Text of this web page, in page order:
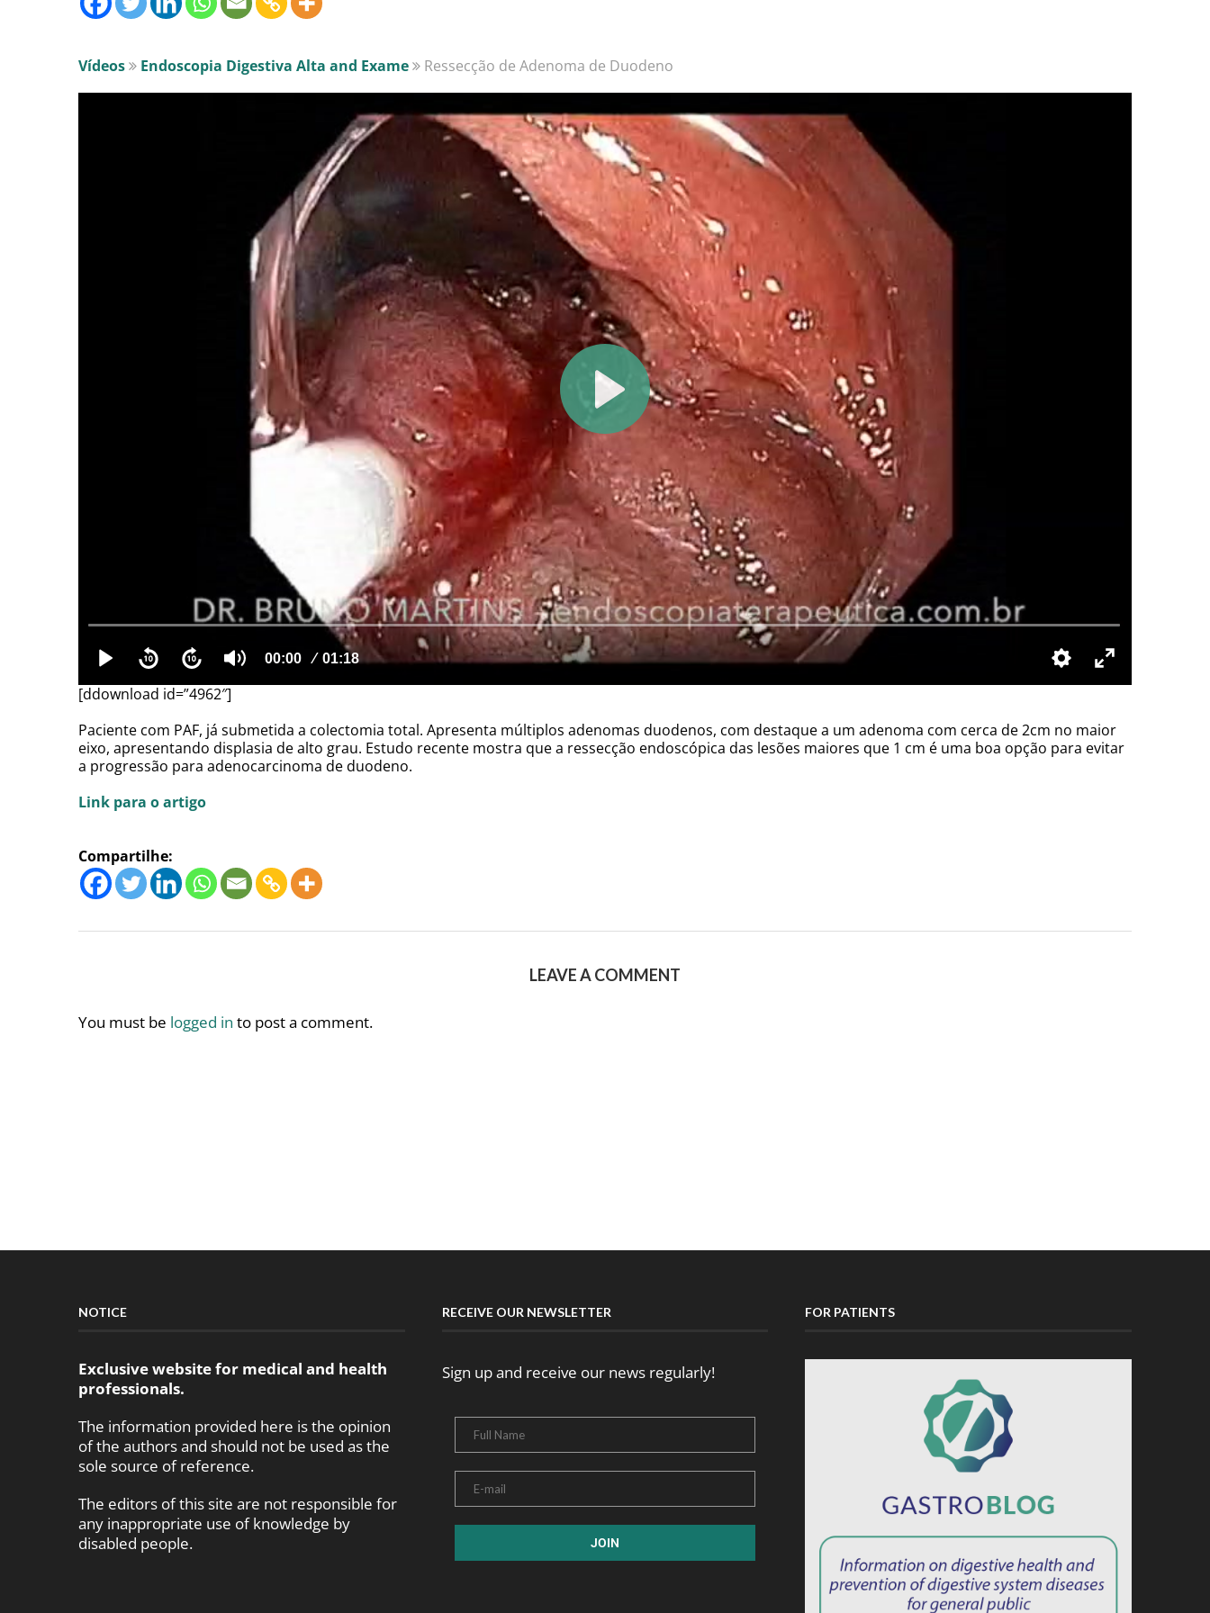
Vídeos Endoscopia Digestiva Alta and Exame Ressecção de Adenoma de Duodeno
[ddownload id=”4962″]
Paciente com PAF, já submetida a colectomia total. Apresenta múltiplos adenomas duodenos, com destaque a um adenoma com cerca de 2cm no maior
eixo, apresentando displasia de alto grau. Estudo recente mostra que a ressecção endoscópica das lesões maiores que 1 cm é uma boa opção para evitar
a progressão para adenocarcinoma de duodeno.
Link para o artigo
Compartilhe:
LEAVE A COMMENT
You must be logged in to post a comment.
NOTICE
Exclusive website for medical and health
professionals.
The information provided here is the opinion
of the authors and should not be used as the
sole source of reference.
The editors of this site are not responsible for
any inappropriate use of knowledge by
disabled people.
RECEIVE OUR NEWSLETTER
Sign up and receive our news regularly!
FOR PATIENTS